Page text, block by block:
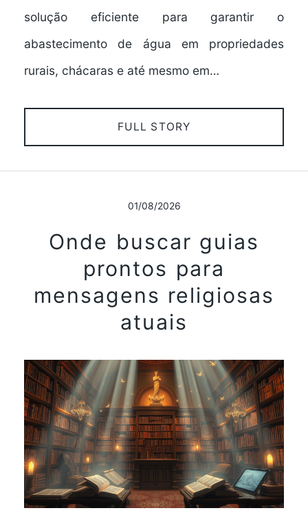
solução eficiente para garantir o
abastecimento de água em propriedades
rurais, chácaras e até mesmo em…
FULL STORY
01/08/2026
Onde buscar guias
prontos para
mensagens religiosas
atuais